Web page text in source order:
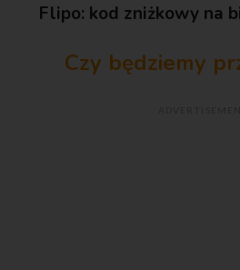
Flipo: kod zniżkowy na
Czy będziemy